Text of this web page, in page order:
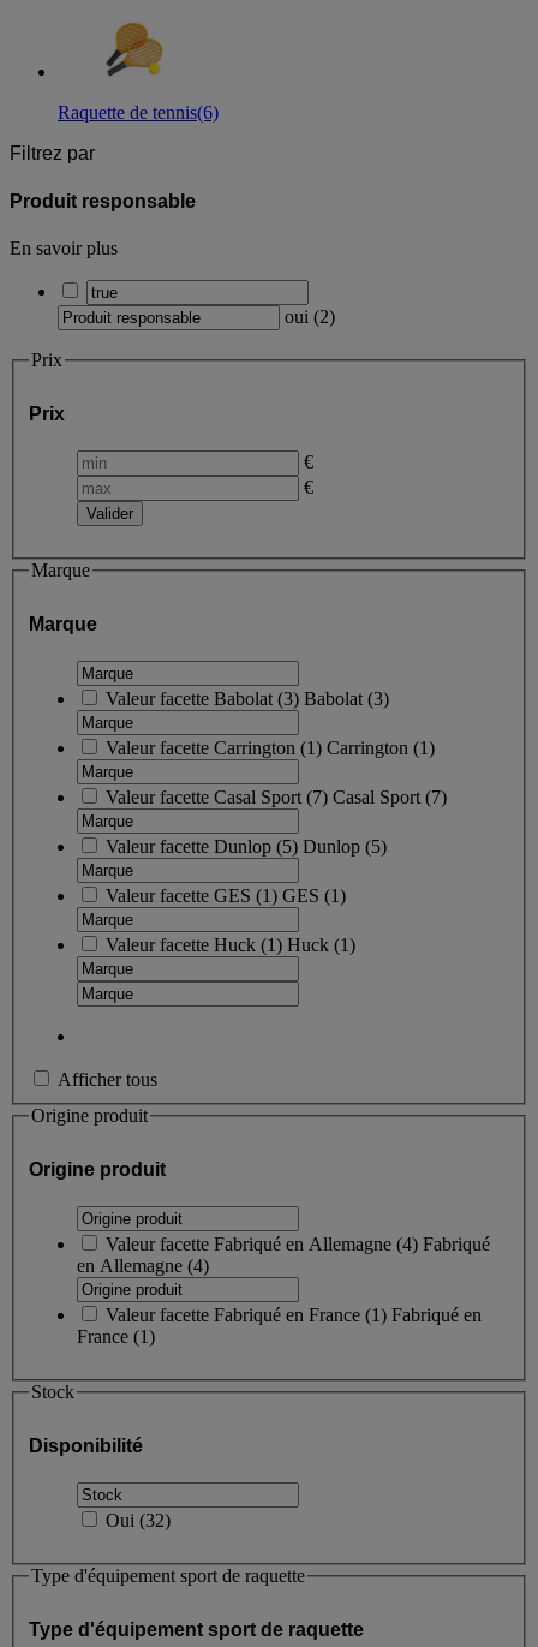
Raquette de tennis(6)
Filtrez par
Produit responsable
En savoir plus
oui (2)
Prix
Prix
€
€
Marque
Marque
Valeur facette Babolat (3) Babolat (3)
Valeur facette Carrington (1) Carrington (1)
Valeur facette Casal Sport (7) Casal Sport (7)
Valeur facette Dunlop (5) Dunlop (5)
Valeur facette GES (1) GES (1)
Valeur facette Huck (1) Huck (1)
Afficher tous
Origine produit
Origine produit
Valeur facette Fabriqué en Allemagne (4) Fabriqué
en Allemagne (4)
Valeur facette Fabriqué en France (1) Fabriqué en
France (1)
Stock
Disponibilité
Oui (32)
Type d'équipement sport de raquette
Type d'équipement sport de raquette